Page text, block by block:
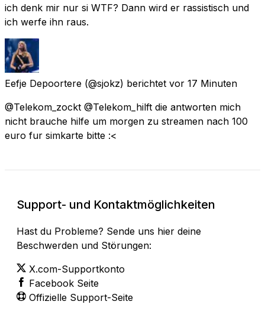
ich denk mir nur si WTF? Dann wird er rassistisch und
ich werfe ihn raus.
Eefje Depoortere (@sjokz) berichtet vor 17 Minuten
@Telekom_zockt @Telekom_hilft die antworten mich
nicht brauche hilfe um morgen zu streamen nach 100
euro fur simkarte bitte :<
Support- und Kontaktmöglichkeiten
Hast du Probleme? Sende uns hier deine
Beschwerden und Störungen:
X.com-Supportkonto
Facebook Seite
Offizielle Support-Seite